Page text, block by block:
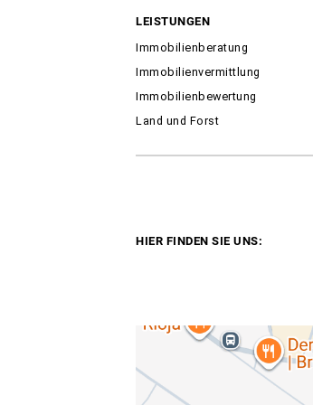
LEISTUNGEN
Immobilienberatung
Immobilienvermittlung
Immobilienbewertung
Land und Forst
HIER FINDEN SIE UNS: